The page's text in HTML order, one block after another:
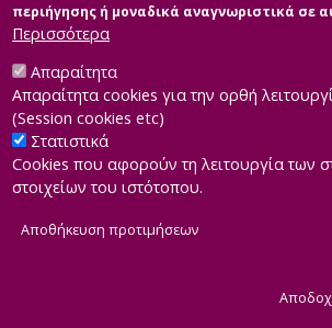
Developed byINTEROPTICS
περιήγησης ή μοναδικά αναγνωριστικά σε
Περισσότερα
Απαραίτητα
Απαραίτητα cookies για την ορθή
(Session cookies etc)
Στατιστικά
Cookies που αφορούν τη λειτουργία των
στοιχείων του ιστότοπου.
Αποθήκευση προτιμήσεων